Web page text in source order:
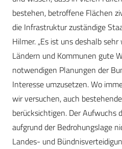
bestehen, betroffene Flächen
die Infrastruktur zuständige
Hilmer. „Es ist uns deshalb
Ländern und Kommunen gute
notwendigen Planungen der
Interesse umzusetzen. Wo
wir versuchen, auch
berücksichtigen. Der Aufwuchs
aufgrund der Bedrohungslage
Landes- und